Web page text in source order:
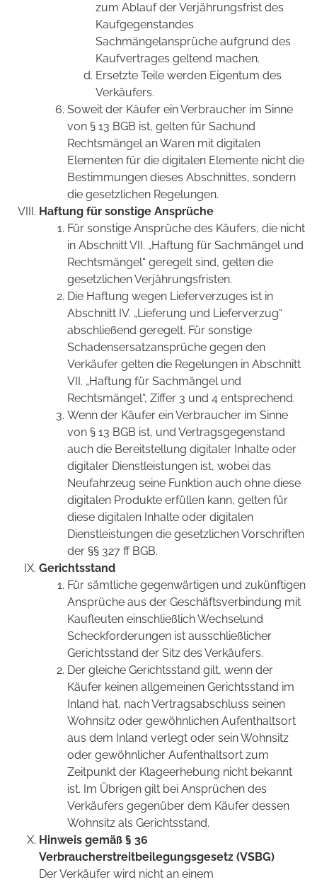
zum Ablauf der Verjährungsfrist des
Kaufgegenstandes
Sachmängelansprüche aufgrund des
Kaufvertrages geltend machen.
Ersetzte Teile werden Eigentum des
Verkäufers.
Soweit der Käufer ein Verbraucher im Sinne
von § 13 BGB ist, gelten für Sachund
Rechtsmängel an Waren mit digitalen
Elementen für die digitalen Elemente nicht die
Bestimmungen dieses Abschnittes, sondern
die gesetzlichen Regelungen.
Haftung für sonstige Ansprüche
Für sonstige Ansprüche des Käufers, die nicht
in Abschnitt VII. „Haftung für Sachmängel und
Rechtsmängel“ geregelt sind, gelten die
gesetzlichen Verjährungsfristen.
Die Haftung wegen Lieferverzuges ist in
Abschnitt IV. „Lieferung und Lieferverzug“
abschließend geregelt. Für sonstige
Schadensersatzansprüche gegen den
Verkäufer gelten die Regelungen in Abschnitt
VII. „Haftung für Sachmängel und
Rechtsmängel“, Ziffer 3 und 4 entsprechend.
Wenn der Käufer ein Verbraucher im Sinne
von § 13 BGB ist, und Vertragsgegenstand
auch die Bereitstellung digitaler Inhalte oder
digitaler Dienstleistungen ist, wobei das
Neufahrzeug seine Funktion auch ohne diese
digitalen Produkte erfüllen kann, gelten für
diese digitalen Inhalte oder digitalen
Dienstleistungen die gesetzlichen Vorschriften
der §§ 327 ff BGB.
Gerichtsstand
Für sämtliche gegenwärtigen und zukünftigen
Ansprüche aus der Geschäftsverbindung mit
Kaufleuten einschließlich Wechselund
Scheckforderungen ist ausschließlicher
Gerichtsstand der Sitz des Verkäufers.
Der gleiche Gerichtsstand gilt, wenn der
Käufer keinen allgemeinen Gerichtsstand im
Inland hat, nach Vertragsabschluss seinen
Wohnsitz oder gewöhnlichen Aufenthaltsort
aus dem Inland verlegt oder sein Wohnsitz
oder gewöhnlicher Aufenthaltsort zum
Zeitpunkt der Klageerhebung nicht bekannt
ist. Im Übrigen gilt bei Ansprüchen des
Verkäufers gegenüber dem Käufer dessen
Wohnsitz als Gerichtsstand.
Hinweis gemäß § 36
Verbraucherstreitbeilegungsgesetz (VSBG)
Der Verkäufer wird nicht an einem